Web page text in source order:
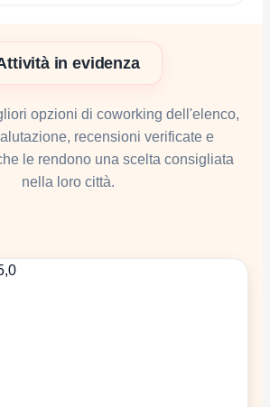
in evidenza
opzioni di coworking dell'elenco,
recensioni verificate e
le rendono una scelta consigliata
nella loro città.